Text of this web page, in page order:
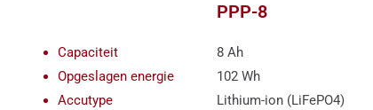
PPP-8
Capaciteit
Opgeslagen energie
Accutype
8 Ah
102 Wh
Lithium-ion (LiFePO4)